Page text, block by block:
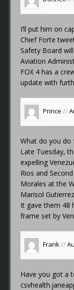
I’ll put him on
Chief Forte
Safety Board
Aviation
FOX 4 has a
update with
Prince //
What do you do
Late Tuesday,
expelling
Rios and
Morales at the
Marisol
It gave them 48
frame set by
Frank//
Have you got a